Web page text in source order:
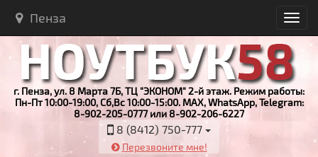
Пенза
г. Пенза, ул. 8 Марта 7Б, ТЦ "ЭКОНОМ" 2-й этаж. Режим работы:
Пн-Пт 10:00-19:00, Сб,Вс 10:00-15:00. MAX, WhatsApp, Telegram:
8-902-205-0777 или 8-902-206-6227
8 (8412) 750-777
Перезвоните мне!